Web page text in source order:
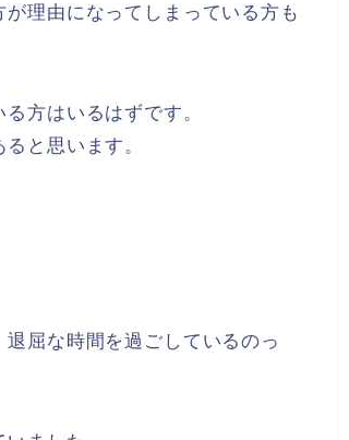
理由になってしまっている方も
方はいるはずです。
と思います。
屈な時間を過ごしているのっ